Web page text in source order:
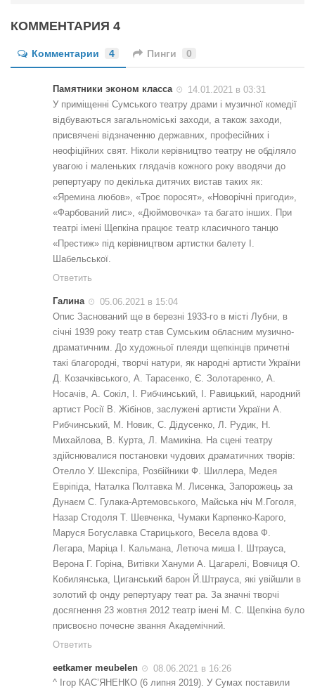
КОММЕНТАРИЯ 4
Комментарии 4 Пинги 0
Памятники эконом класса
14.01.2021 в 03:31
У приміщенні Сумського театру драми і музичної комедії
відбуваються загальноміські заходи, а також заходи,
присвячені відзначенню державних, професійних і
неофіційних свят. Ніколи керівництво театру не обділяло
увагою і маленьких глядачів кожного року вводячи до
репертуару по декілька дитячих вистав таких як:
«Яремина любов», «Троє поросят», «Новорічні пригоди»,
«Фарбований лис», «Дюймовочка» та багато інших. При
театрі імені Щепкіна працює театр класичного танцю
«Престиж» під керівництвом артистки балету І.
Шабельської.
Ответить
Галина
05.06.2021 в 15:04
Опис Заснований ще в березні 1933-го в місті Лубни, в
січні 1939 року театр став Сумським обласним музично-
драматичним. До художньої плеяди щепкінців причетні
такі благородні, творчі натури, як народні артисти України
Д. Козачківського, А. Тарасенко, Є. Золотаренко, А.
Носачів, А. Сокіл, І. Рибчинський, І. Равицький, народний
артист Росії В. Жібінов, заслужені артисти України А.
Рибчинський, М. Новик, С. Дідусенко, Л. Рудик, Н.
Михайлова, В. Курта, Л. Мамикіна. На сцені театру
здійснювалися постановки чудових драматичних творів:
Отелло У. Шекспіра, Розбійники Ф. Шиллера, Медея
Евріпіда, Наталка Полтавка М. Лисенка, Запорожець за
Дунаєм С. Гулака-Артемовського, Майська ніч М.Гоголя,
Назар Стодоля Т. Шевченка, Чумаки Карпенко-Карого,
Маруся Богуславка Старицького, Весела вдова Ф.
Легара, Маріца І. Кальмана, Летюча миша І. Штрауса,
Верона Г. Горіна, Витівки Хануми А. Цагарелі, Вовчиця О.
Кобилянська, Циганський барон Й.Штрауса, які увійшли в
золотий ф онду репертуару теат ра. За значні творчі
досягнення 23 жовтня 2012 театр імені М. С. Щепкіна було
присвоєно почесне звання Академічний.
Ответить
eetkamer meubelen
08.06.2021 в 16:26
^ Ігор КАС’ЯНЕНКО (6 липня 2019). У Сумах поставили